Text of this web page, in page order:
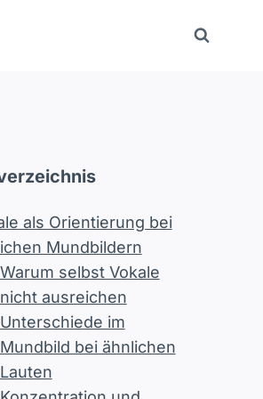
als Orientierung bei
Mundbildern
Warum selbst Vokale
nicht ausreichen
Unterschiede im
Mundbild bei ähnlichen
Lauten